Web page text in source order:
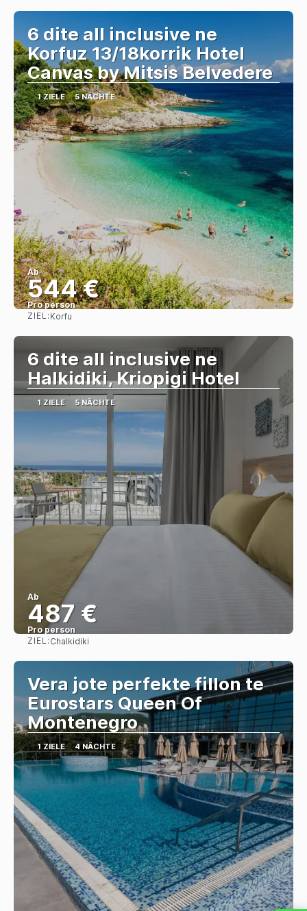
6 dite all inclusive ne
Korfuz 13/18korrik Hotel
Canvas by Mitsis Belvedere
1 ZIELE 5 NÄCHTE
Ab
544 €
Pro person
ZIEL: Korfu
6 dite all inclusive ne
Halkidiki, Kriopigi Hotel
1 ZIELE 5 NÄCHTE
Ab
487 €
Pro person
ZIEL: Chalkidiki
Vera jote perfekte fillon te
Eurostars Queen Of
Montenegro
1 ZIELE 4 NÄCHTE